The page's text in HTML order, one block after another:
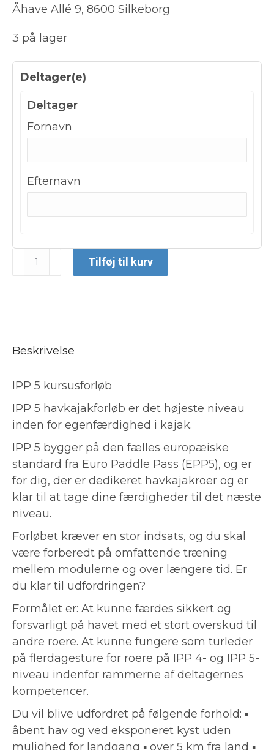
Åhave Allé 9, 8600 Silkeborg
3 på lager
Deltager(e)
Deltager
Fornavn
Efternavn
Tilføj til kurv
Beskrivelse
IPP 5 kursusforløb
IPP 5 havkajakforløb er det højeste niveau
inden for egenfærdighed i kajak.
IPP 5 bygger på den fælles europæiske
standard fra Euro Paddle Pass (EPP5), og er
for dig, der er dedikeret havkajakroer og er
klar til at tage dine færdigheder til det næste
niveau.
Forløbet kræver en stor indsats, og du skal
være forberedt på omfattende træning
mellem modulerne og over længere tid. Er
du klar til udfordringen?
Formålet er: At kunne færdes sikkert og
forsvarligt på havet med et stort overskud til
andre roere. At kunne fungere som turleder
på flerdagesture for roere på IPP 4- og IPP 5-
niveau indenfor rammerne af deltagernes
kompetencer.
Du vil blive udfordret på følgende forhold: ▪
åbent hav og ved eksponeret kyst uden
mulighed for landgang ▪ over 5 km fra land ▪